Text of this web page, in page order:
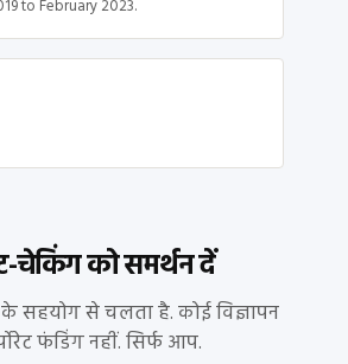
to February 2023.
चेकिंग को समर्थन दें
सहयोग से चलता है. कोई विज्ञापन
फंडिंग नहीं. सिर्फ आप.